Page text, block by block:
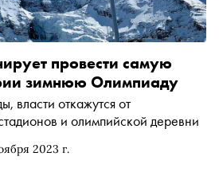
2023 г.
провести самую
зимнюю Олимпиаду
власти откажутся от
и олимпийской деревни